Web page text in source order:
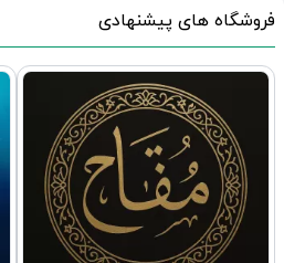
فروشگاه های پیشنهادی